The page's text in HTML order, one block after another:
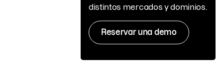
distintos mercados y dominios.
Reservar una demo